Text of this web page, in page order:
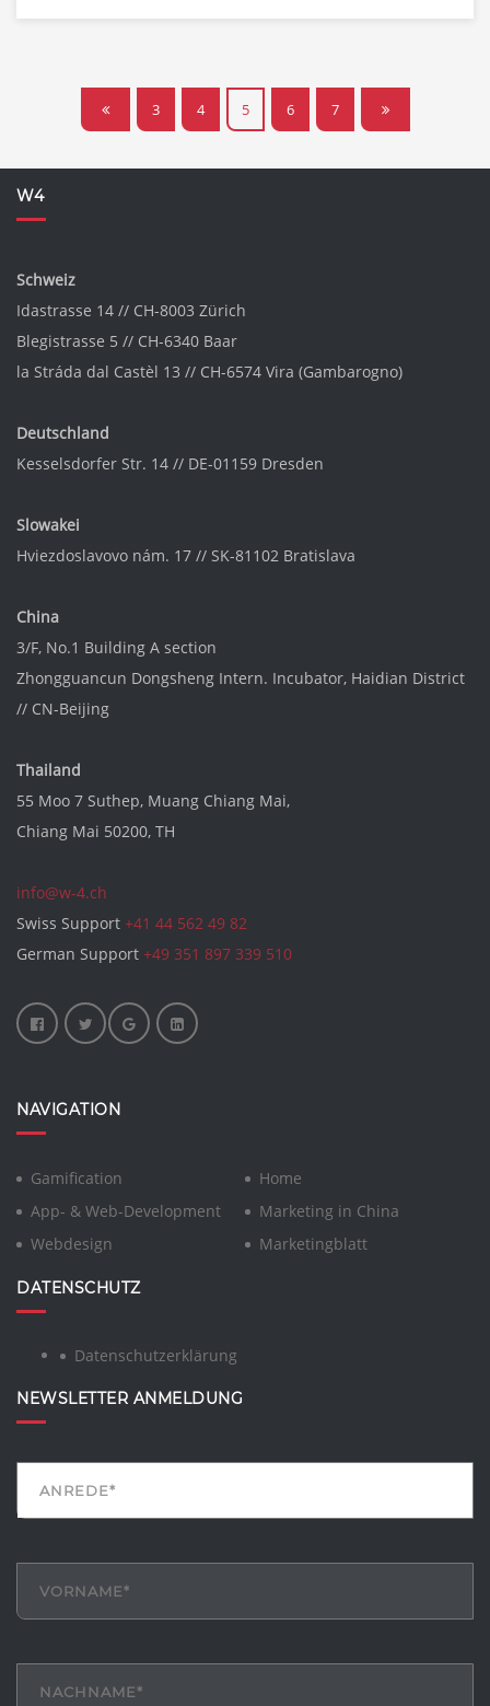
3 4 5 6 7
W4
Schweiz
Idastrasse 14 // CH-8003 Zürich
Blegistrasse 5 // CH-6340 Baar
la Stráda dal Castèl 13 // CH-6574 Vira (Gambarogno)
Deutschland
Kesselsdorfer Str. 14 // DE-01159 Dresden
Slowakei
Hviezdoslavovo nám. 17 // SK-81102 Bratislava
China
3/F, No.1 Building A section
Zhongguancun Dongsheng Intern. Incubator, Haidian District
// CN-Beijing
Thailand
55 Moo 7 Suthep, Muang Chiang Mai,
Chiang Mai 50200, TH
info@w-4.ch
Swiss Support +41 44 562 49 82
German Support +49 351 897 339 510
NAVIGATION
Gamification
Home
App- & Web-Development
Marketing in China
Webdesign
Marketingblatt
DATENSCHUTZ
Datenschutzerklärung
NEWSLETTER ANMELDUNG